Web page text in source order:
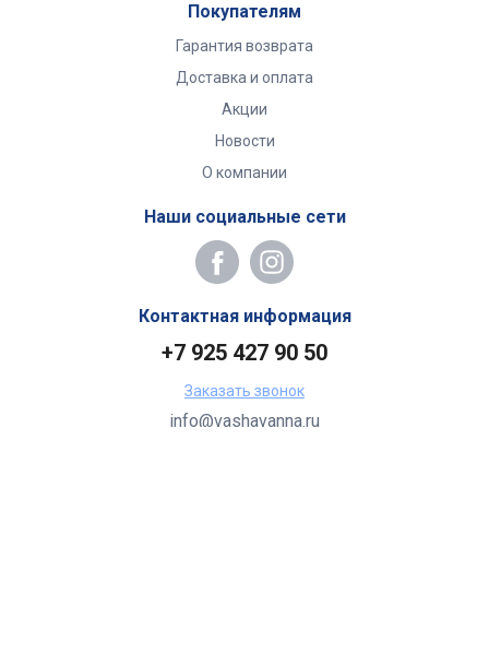
Покупателям
Гарантия возврата
Доставка и оплата
Акции
Новости
О компании
Наши социальные сети
Контактная информация
+7 925 427 90 50
Заказать звонок
info@vashavanna.ru